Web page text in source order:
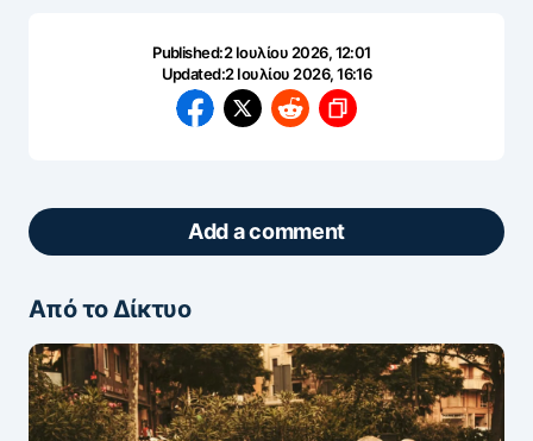
Published:2 Ιουλίου 2026, 12:01
Updated:2 Ιουλίου 2026, 16:16
Add a comment
ΖΩΝΤΑΝΆ ΣΧΌΛΙΑ
Πάρτε μέρος στη συζήτηση — το σχόλιό σας
ελέγχεται άμεσα από AI (Ελληνικά & Αγγλικά).
ΠΡΟΣΤΑΣΊΑ AI
Από το Δίκτυο